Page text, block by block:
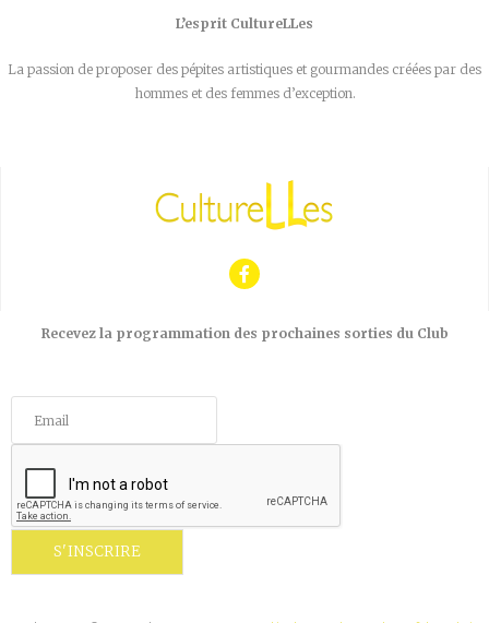
L’esprit CultureLLes
La passion de proposer des pépites artistiques et gourmandes créées par des
hommes et des femmes d’exception.
Recevez la programmation des prochaines sorties du Club